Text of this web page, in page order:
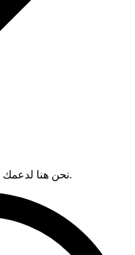
نحن هنا لدعمك على مدار الساعة، لضمان رضاك التام.